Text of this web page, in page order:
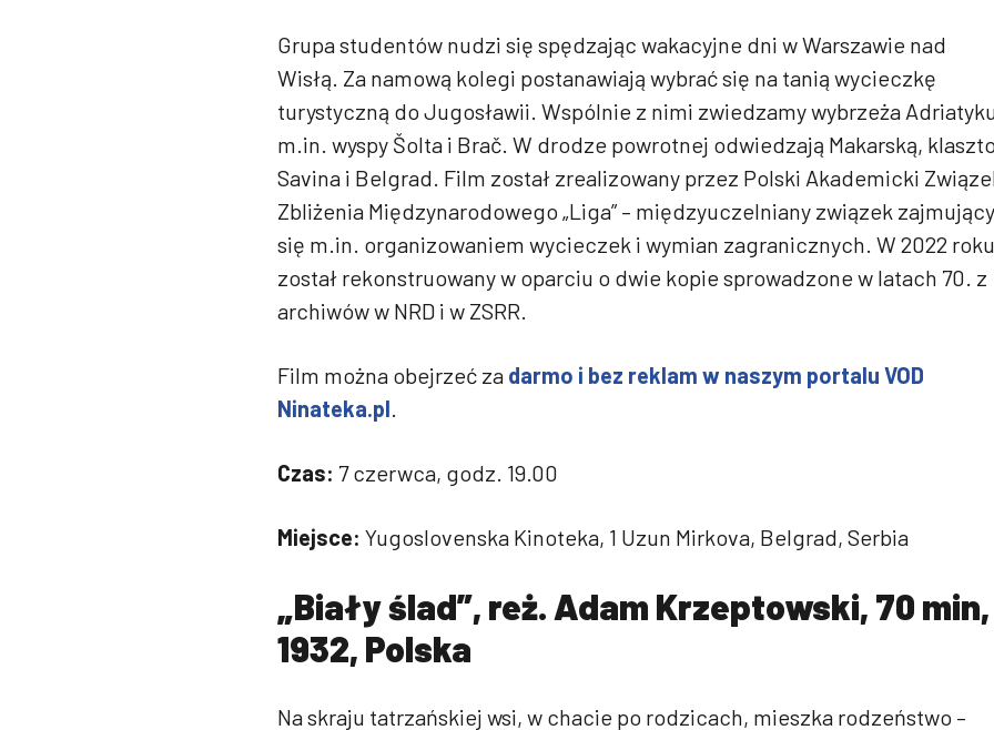
Grupa studentów nudzi się spędzając wakacyjne dni w Warszawie nad
Wisłą. Za namową kolegi postanawiają wybrać się na tanią wycieczkę
turystyczną do Jugosławii. Wspólnie z nimi zwiedzamy wybrzeża
m.in. wyspy Šolta i Brač. W drodze powrotnej odwiedzają Makarską,
Savina i Belgrad. Film został zrealizowany przez Polski Akademicki
Zbliżenia Międzynarodowego „Liga” – międzyuczelniany związek zajmujący
się m.in. organizowaniem wycieczek i wymian zagranicznych. W 2022 roku
został rekonstruowany w oparciu o dwie kopie sprowadzone w latach 70. z
archiwów w NRD i w ZSRR.
Film można obejrzeć za darmo i bez reklam w naszym portalu VOD
Ninateka.pl.
Czas: 7 czerwca, godz. 19.00
Miejsce: Yugoslovenska Kinoteka, 1 Uzun Mirkova, Belgrad, Serbia
„Biały ślad”, reż. Adam Krzeptowski, 70 min,
1932, Polska
Na skraju tatrzańskiej wsi, w chacie po rodzicach, mieszka rodzeństwo –